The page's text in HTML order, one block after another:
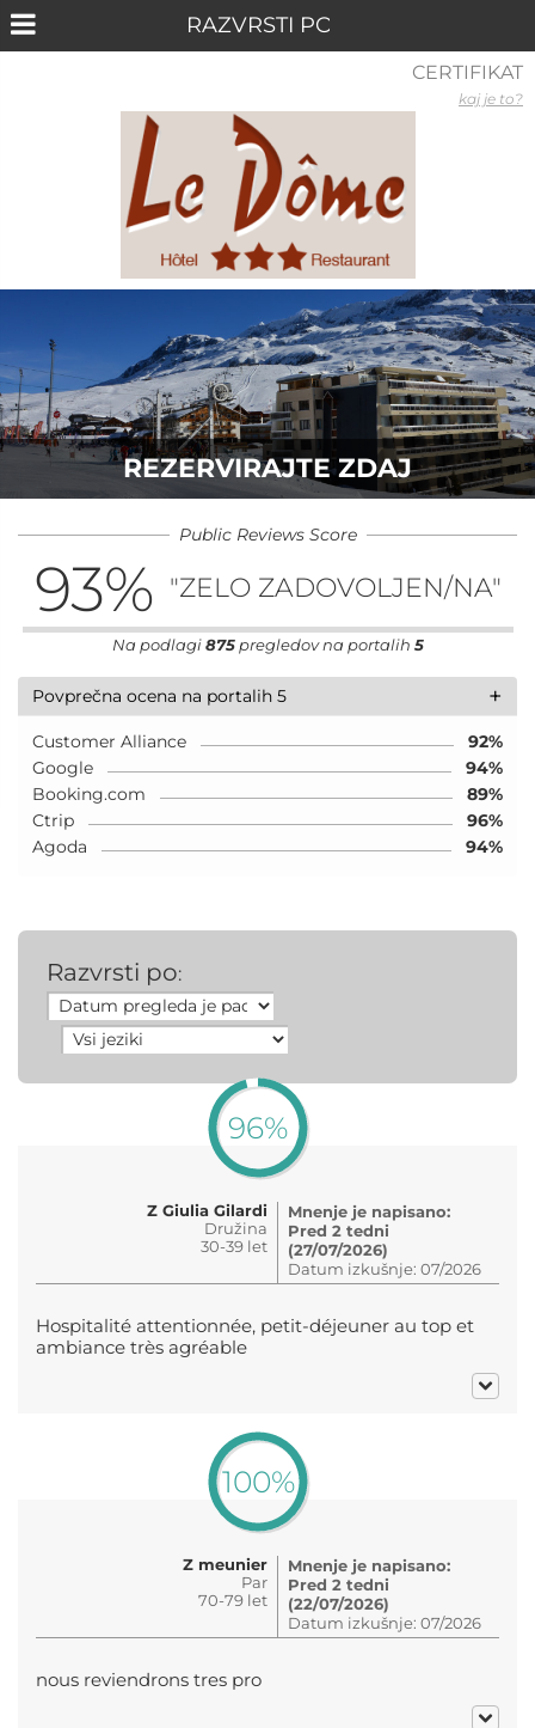
REZERVIRAJTE ZDAJ
Public Reviews Score
93% "ZELO ZADOVOLJEN/NA"
Na podlagi875pregledov na portalih 5
+
Povprečna ocena na portalih 5
Customer Alliance
92%
Google
94%
Booking.com
89%
Ctrip
96%
Agoda
94%
Razvrsti po:
96%
Z Giulia Gilardi
Družina
30-39 let
Mnenje je napisano:
Pred 2 tedni
(27/07/2026)
Datum izkušnje: 07/2026
Hospitalité attentionnée, petit-déjeuner au top et
ambiance très agréable
100%
Z meunier
Par
70-79 let
Mnenje je napisano:
Pred 2 tedni
(22/07/2026)
Datum izkušnje: 07/2026
nous reviendrons tres pro
CERTIFIKAT
kaj je to?